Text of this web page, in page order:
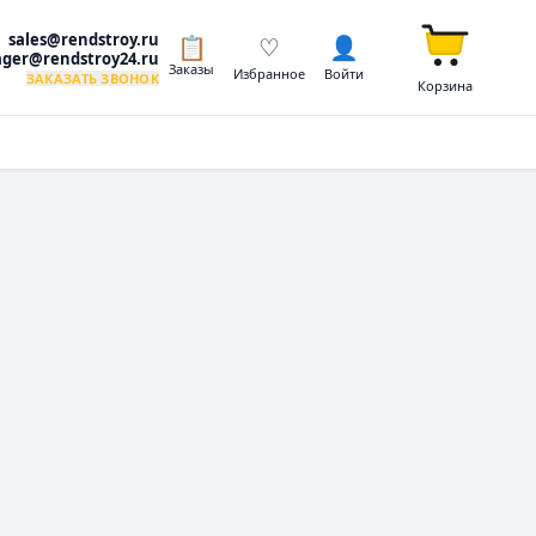
sales@rendstroy.ru
ЗАКАЗАТЬ ЗВОНОК
📋
Заказы
♡
Избранное
👤
Войти
Корзина